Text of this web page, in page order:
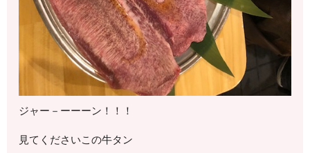
ジャー－ーーーン！！！
見てくださいこの牛タン